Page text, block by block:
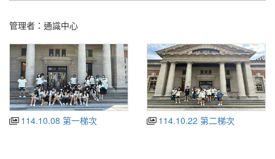
管理者：通識中心
114.10.08 第一梯次 114.10.22 第二梯次